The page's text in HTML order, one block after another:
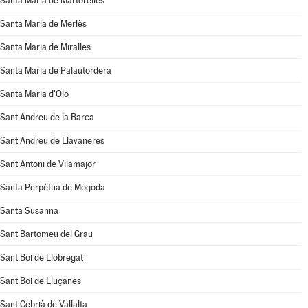
Santa Maria de Merlès
Santa Maria de Miralles
Santa Maria de Palautordera
Santa Maria d'Oló
Sant Andreu de la Barca
Sant Andreu de Llavaneres
Sant Antoni de Vilamajor
Santa Perpètua de Mogoda
Santa Susanna
Sant Bartomeu del Grau
Sant Boi de Llobregat
Sant Boi de Lluçanès
Sant Cebrià de Vallalta